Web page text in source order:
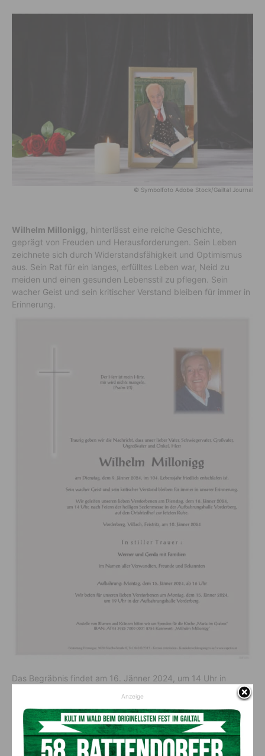
© Symbolfoto Adobe Stock/Gailtal Journal
Wilhelm Millonigg , hinterlässt eine reiche Geschichte,
geprägt von Freuden und Herausforderungen. Sein Leben
zeichnete sich durch Widerstandsfähigkeit und Optimismus
aus. Sein Rat für ein langes, erfülltes Leben war, Neid zu
meiden und einen gesunden Lebensstil zu pflegen. Sein
wacher Geist und sein kritischer Verstand bleiben für immer in
Erinnerung.
Das Begräbnis findet am 16. Jänner 2024, um 14 Uhr in
Vorderberg statt. Aufbahrung: Montag, dem 15. Jänner 2024,
ab 16 Uhr Abendgebet am 15. Jänner 2024, um 19 Uhr in der
Aufbahrungshalle Vorderberg.
Wir verabschieden uns von einem bemerkenswerten Mann
und sprechen der Familie unser tiefstes Beileid aus.
Anzeige